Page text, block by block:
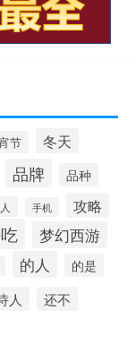
节 冬天
品牌
品种
手机 攻略
梦幻西游
的人 的是
人 还不